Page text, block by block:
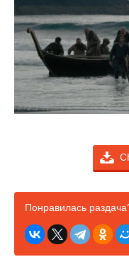
Понравилась